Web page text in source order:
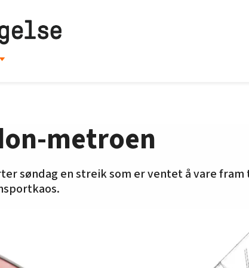
metroen
søndag en streik som er ventet å vare